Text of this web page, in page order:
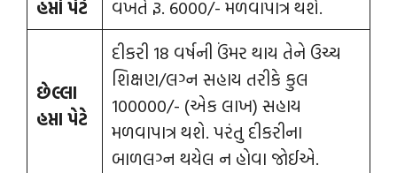
હપ્તો પેટે
વખતે રૂ. 6000/- મળવાપાત્ર થશે.
છેલ્લા
હપ્તા પેટે
દીકરી 18 વર્ષની ઉંમર થાય તેને ઉચ્ચ
શિક્ષણ/લગ્ન સહાય તરીકે કુલ
100000/- (એક લાખ) સહાય
મળવાપાત્ર થશે. પરંતુ દીકરીના
બાળલગ્ન થયેલ ન હોવા જોઈએ.